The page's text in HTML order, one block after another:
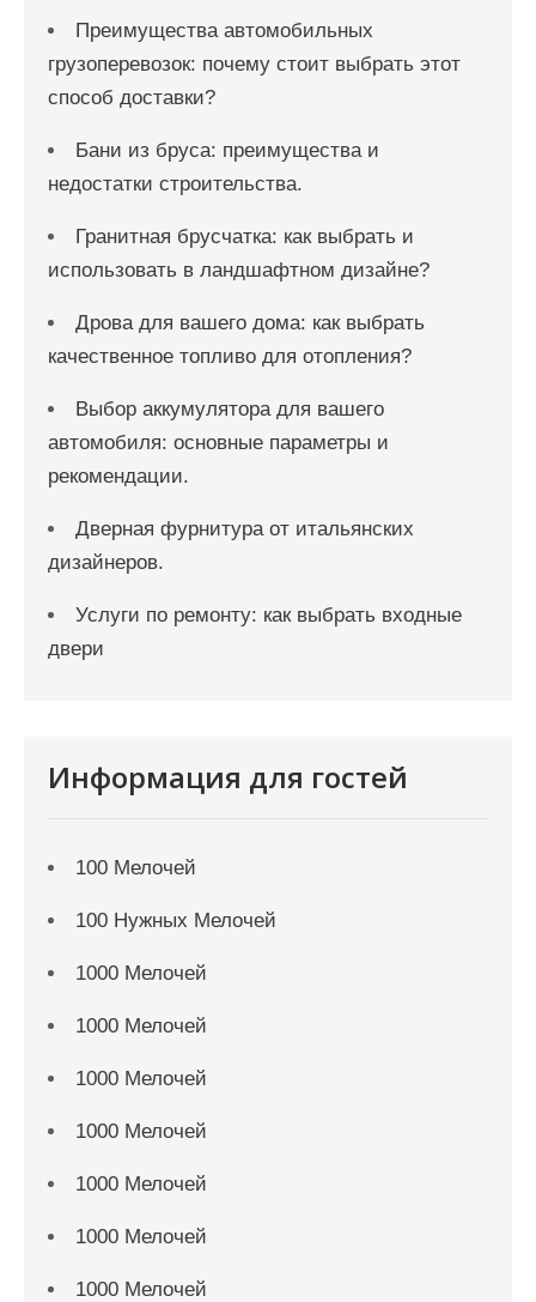
Преимущества автомобильных
грузоперевозок: почему стоит выбрать этот
способ доставки?
Бани из бруса: преимущества и
недостатки строительства.
Гранитная брусчатка: как выбрать и
использовать в ландшафтном дизайне?
Дрова для вашего дома: как выбрать
качественное топливо для отопления?
Выбор аккумулятора для вашего
автомобиля: основные параметры и
рекомендации.
Дверная фурнитура от итальянских
дизайнеров.
Услуги по ремонту: как выбрать входные
двери
Информация для гостей
100 Мелочей
100 Нужных Мелочей
1000 Мелочей
1000 Мелочей
1000 Мелочей
1000 Мелочей
1000 Мелочей
1000 Мелочей
1000 Мелочей